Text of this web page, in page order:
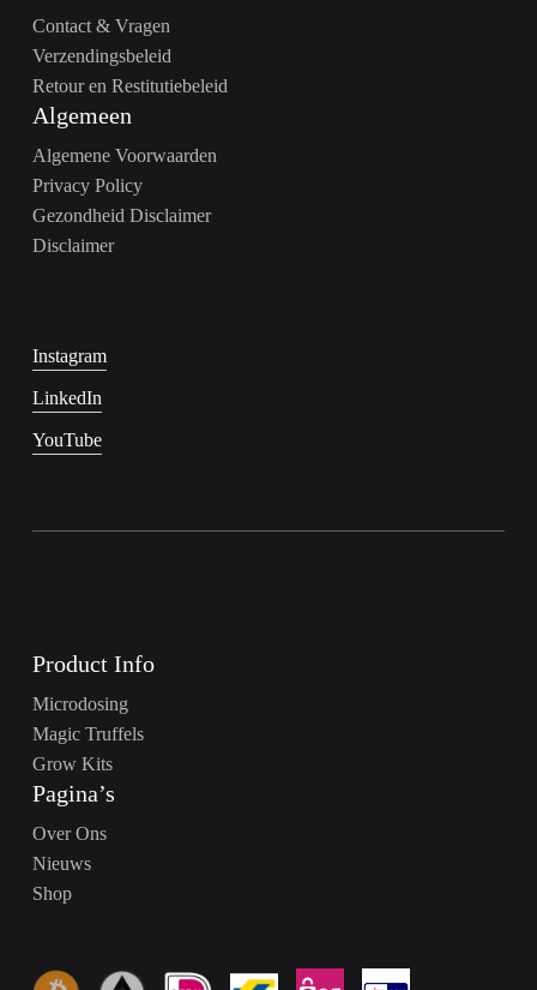
Contact & Vragen
Verzendingsbeleid
Retour en Restitutiebeleid
Algemeen
Algemene Voorwaarden
Privacy Policy
Gezondheid Disclaimer
Disclaimer
Instagram
LinkedIn
YouTube
Product Info
Microdosing
Magic Truffels
Grow Kits
Pagina’s
Over Ons
Nieuws
Shop